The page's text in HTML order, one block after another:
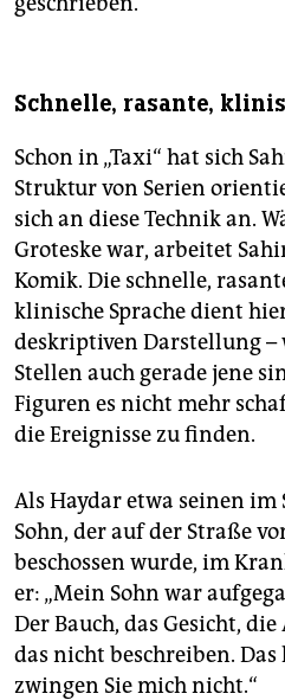
Schnelle, rasante,
Schon in „Taxi“ hat sich
Struktur von Serien
sich an diese Technik an.
Groteske war, arbeitet
Komik. Die schnelle,
klinische Sprache dient
deskriptiven Darstellung –
Stellen auch gerade jene
Figuren es nicht mehr
die Ereignisse zu finden.
Als Haydar etwa seinen im
Sohn, der auf der Straße
beschossen wurde, im
er: „Mein Sohn war
Der Bauch, das Gesicht,
das nicht beschreiben.
zwingen Sie mich nicht.“